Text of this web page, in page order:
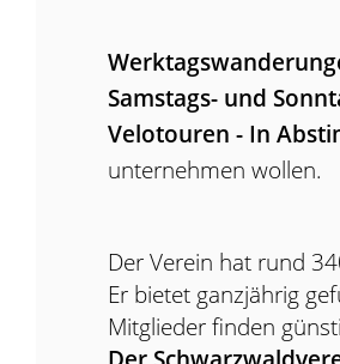
Samstags- und
Velotouren - In
unternehmen wollen.
Der Verein hat rund
Er bietet ganzjährig
Mitglieder finden